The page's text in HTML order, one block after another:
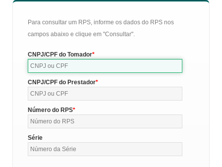
Para consultar um RPS, informe os dados do RPS nos
campos abaixo e clique em "Consultar".
CNPJ/CPF do Tomador
CNPJ/CPF do Prestador
Número do RPS
Série